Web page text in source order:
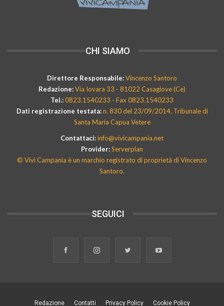
CHI SIAMO
Direttore Responsabile:Vincenzo Santoro
Redazione:Via Iovara 33 - 81022 Casagiove (Ce)
Tel.:0823.1540233 - Fax 0823.1540233
Dati registrazione testata:n. 830 del 23/09/2014, Tribunale di
Santa Maria Capua Vetere
Contattaci:info@vivicampania.net
Provider:Serverplan
© Vivi Campania è un marchio registrato di proprietà di Vincenzo
Santoro.
SEGUICI
Redazione Contatti Privacy Policy Cookie Policy